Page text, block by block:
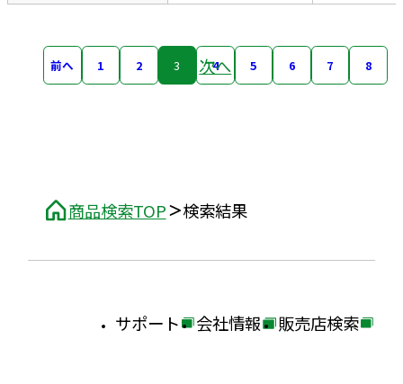
商品検索TOP 検索結果
前へ 1 2 3 4 5 6 7 8
次へ
外
サポート
外
会社情報
外
販売店検索